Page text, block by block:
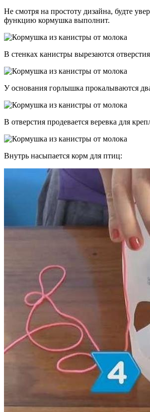
Не смотря на простоту дизайна, будте
функцию кормушка выполнит.
В стенках канистры вырезаются
У основания горлышка прокалываются
В отверстия продевается веревка для
Внутрь насыпается корм для птиц: